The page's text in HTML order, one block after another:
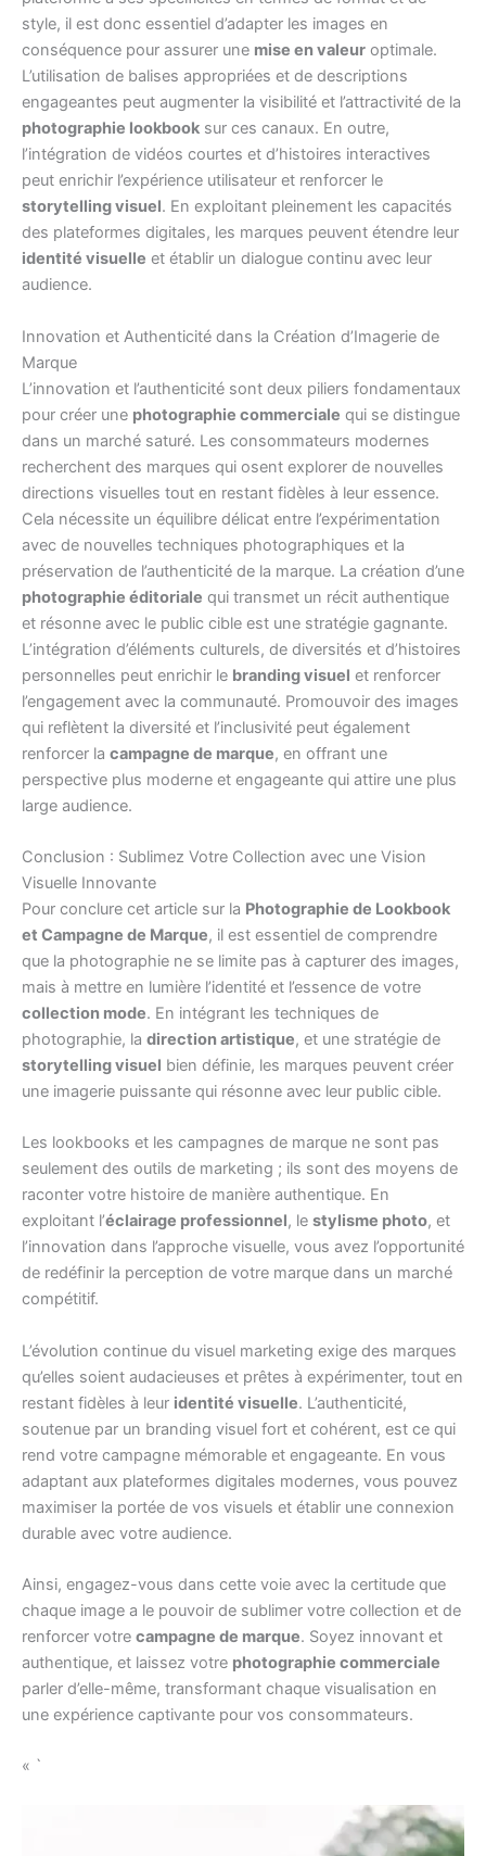
style, il est donc essentiel d’adapter les images en
conséquence pour assurer une mise en valeur optimale.
L’utilisation de balises appropriées et de descriptions
engageantes peut augmenter la visibilité et l’attractivité de la
photographie lookbook sur ces canaux. En outre,
l’intégration de vidéos courtes et d’histoires interactives
peut enrichir l’expérience utilisateur et renforcer le
storytelling visuel. En exploitant pleinement les capacités
des plateformes digitales, les marques peuvent étendre leur
identité visuelle et établir un dialogue continu avec leur
audience.
Innovation et Authenticité dans la Création d’Imagerie de
Marque
L’innovation et l’authenticité sont deux piliers fondamentaux
pour créer une photographie commerciale qui se distingue
dans un marché saturé. Les consommateurs modernes
recherchent des marques qui osent explorer de nouvelles
directions visuelles tout en restant fidèles à leur essence.
Cela nécessite un équilibre délicat entre l’expérimentation
avec de nouvelles techniques photographiques et la
préservation de l’authenticité de la marque. La création d’une
photographie éditoriale qui transmet un récit authentique
et résonne avec le public cible est une stratégie gagnante.
L’intégration d’éléments culturels, de diversités et d’histoires
personnelles peut enrichir le branding visuel et renforcer
l’engagement avec la communauté. Promouvoir des images
qui reflètent la diversité et l’inclusivité peut également
renforcer la campagne de marque, en offrant une
perspective plus moderne et engageante qui attire une plus
large audience.
Conclusion : Sublimez Votre Collection avec une Vision
Visuelle Innovante
Pour conclure cet article sur la Photographie de Lookbook
et Campagne de Marque, il est essentiel de comprendre
que la photographie ne se limite pas à capturer des images,
mais à mettre en lumière l’identité et l’essence de votre
collection mode. En intégrant les techniques de
photographie, la direction artistique, et une stratégie de
storytelling visuel bien définie, les marques peuvent créer
une imagerie puissante qui résonne avec leur public cible.
Les lookbooks et les campagnes de marque ne sont pas
seulement des outils de marketing ; ils sont des moyens de
raconter votre histoire de manière authentique. En
exploitant l’éclairage professionnel, le stylisme photo, et
l’innovation dans l’approche visuelle, vous avez l’opportunité
de redéfinir la perception de votre marque dans un marché
compétitif.
L’évolution continue du visuel marketing exige des marques
qu’elles soient audacieuses et prêtes à expérimenter, tout en
restant fidèles à leur identité visuelle. L’authenticité,
soutenue par un branding visuel fort et cohérent, est ce qui
rend votre campagne mémorable et engageante. En vous
adaptant aux plateformes digitales modernes, vous pouvez
maximiser la portée de vos visuels et établir une connexion
durable avec votre audience.
Ainsi, engagez-vous dans cette voie avec la certitude que
chaque image a le pouvoir de sublimer votre collection et de
renforcer votre campagne de marque. Soyez innovant et
authentique, et laissez votre photographie commerciale
parler d’elle-même, transformant chaque visualisation en
une expérience captivante pour vos consommateurs.
« `